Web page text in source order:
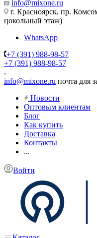
info@mixone.ru
г. Красноярск, пр.
цокольный этаж)
WhatsApp
+7 (391) 988-98-57
+7 (391) 988-98-57
info@mixone.ru почта для
Новости
Оптовым клиентам
Блог
Как купить
Доставка
Контакты
...
Войти